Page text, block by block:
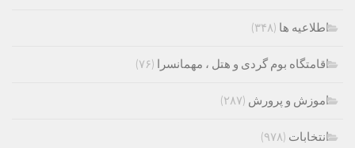
اطلاعیه ها (۳۴۸)
اقامتگاه بوم گردی و هتل ، مهمانسرا (۷۶)
اموزش و پرورش (۲۸۷)
انتخابات (۹۷۸)